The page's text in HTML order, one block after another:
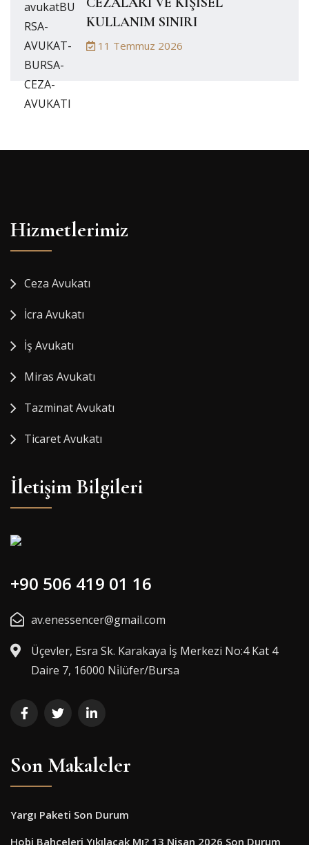
KULLANIM SINIRI
11 Temmuz 2026
Hizmetlerimiz
Ceza Avukatı
İcra Avukatı
İş Avukatı
Miras Avukatı
Tazminat Avukatı
Ticaret Avukatı
İletişim Bilgileri
+90 506 419 01 16
av.enessencer@gmail.com
Üçevler, Esra Sk. Karakaya İş Merkezi No:4 Kat 4
Daire 7, 16000 Ni̇lüfer/Bursa
Son Makaleler
Yargı Paketi Son Durum
Hobi Bahçeleri Yıkılacak Mı? 13 Nisan 2026 Son Durum